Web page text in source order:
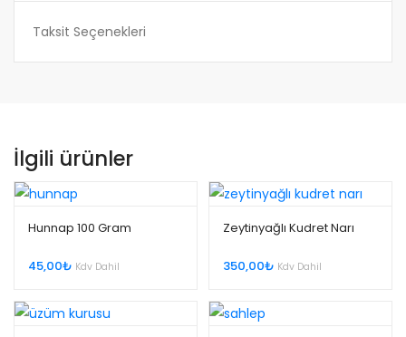
Taksit Seçenekleri
İlgili ürünler
Hunnap 100 Gram
45,00₺ Kdv Dahil
Zeytinyağlı Kudret Narı
350,00₺ Kdv Dahil